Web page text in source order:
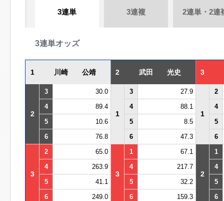
3連単 3連複 2連単・2連
3連単オッズ
1 川崎 公靖 2 武田 光史 3
2
3 30.0
1
3 27.9
1
2
4
89.4 4 88.1
4
5
10.6 5 8.5
5
6
76.8 6 47.3 6
3
2 65.0
3
1 67.1
2
1
4
263.9 4 217.7
4
5
41.1 5 32.2
5
6
249.0 6 159.3 6